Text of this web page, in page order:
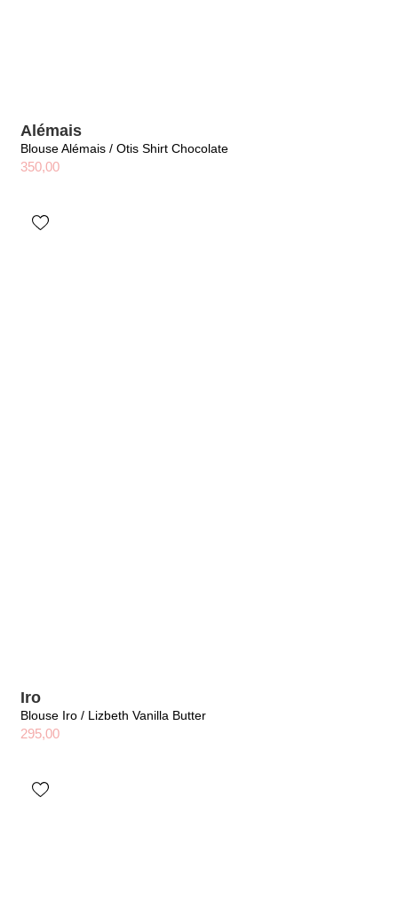
Alémais
Blouse Alémais / Otis Shirt Chocolate
350,00
Iro
Blouse Iro / Lizbeth Vanilla Butter
295,00